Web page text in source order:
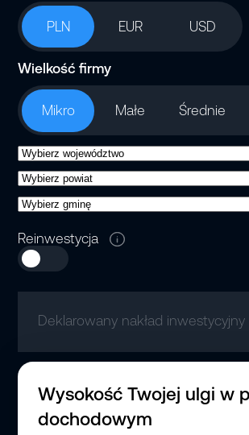
PLN EUR USD
Wielkość firmy
Mikro Małe Średnie
Reinwestycja
Deklarowany nakład inwestycyjny
Wysokość Twojej ulgi w
dochodowym